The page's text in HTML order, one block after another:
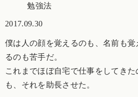
勉強法
2017.09.30
僕は人の顔を覚えるのも、名前も覚
るのも苦手だ。
これまでほぼ自宅で仕事をしてきた
も、それを助長させた。